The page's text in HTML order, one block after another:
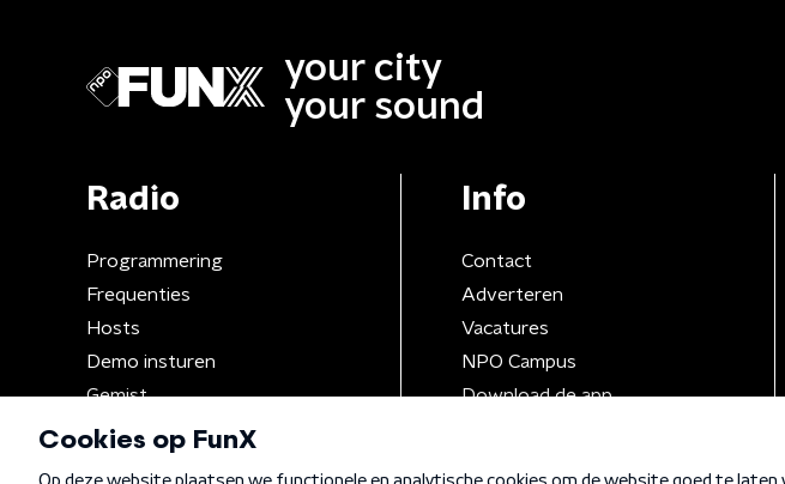
your city
your sound
Radio
Programmering
Frequenties
Hosts
Demo insturen
Gemist
Info
Contact
Adverteren
Vacatures
NPO Campus
Download de app